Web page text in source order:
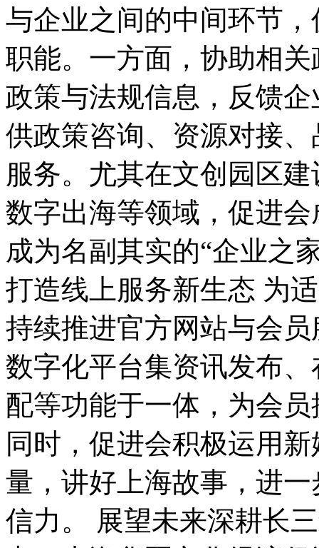
与企业之间的中间环节
职能。一方面，协助相
政策与法规信息，反馈
供政策咨询、资源对接
服务。尤其在文创园区
数字出海等领域，促进
成为名副其实的“企业之
打造线上服务新生态 为
持续推进官方网站与会
数字化平台集资讯发布
配等功能于一体，为会
同时，促进会积极运用
量，讲好上海故事，进
信力。 展望未来深耕长